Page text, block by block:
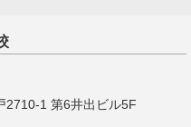
2710-1 第6井出ビル5F